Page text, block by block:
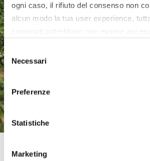
ogni caso, il rifiuto del consenso non
alcun modo la tua user experience,
all’utilizzo di tutti, o solamente di alcuni
Selezione
del
consenso
Necessari
Preferenze
Statistiche
Marketing
Macchine
l'incertezza